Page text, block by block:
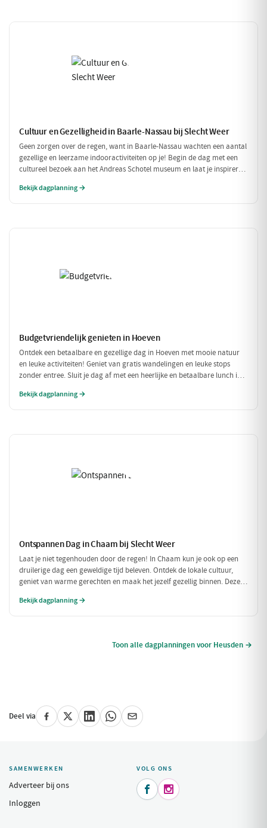
Cultuur en Gezelligheid in Baarle-Nassau bij Slecht Weer
Geen zorgen over de regen, want in Baarle-Nassau wachten een aantal
gezellige en leerzame indooractiviteiten op je! Begin de dag met een
cultureel bezoek aan het Andreas Schotel museum en laat je inspireren
knusse Grand Café De Beerze voordat je weer verder gaat met een
Bekijk dagplanning →
Budgetvriendelijk genieten in Hoeven
Ontdek een betaalbare en gezellige dag in Hoeven met mooie natuur
en leuke activiteiten! Geniet van gratis wandelingen en leuke stops
zonder entree. Sluit je dag af met een heerlijke en betaalbare lunch in
Bekijk dagplanning →
Ontspannen Dag in Chaam bij Slecht Weer
Laat je niet tegenhouden door de regen! In Chaam kun je ook op een
druilerige dag een geweldige tijd beleven. Ontdek de lokale cultuur,
geniet van warme gerechten en maak het jezelf gezellig binnen. Deze
wilt genieten van alles wat Chaam te bieden heeft.
Bekijk dagplanning →
Toon alle dagplanningen voor Heusden →
Deel via
SAMENWERKEN
Adverteer bij ons
Inloggen
VOLG ONS
 